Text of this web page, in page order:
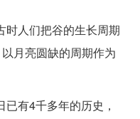
时人们把谷的生长周期
月亮圆缺的周期作为
有4千多年的历史，